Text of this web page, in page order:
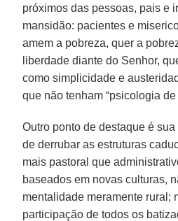
próximos das pessoas, pais e
mansidão: pacientes e
amem a pobreza, quer a
liberdade diante do Senhor,
como simplicidade e
que não tenham “psicologia de
Outro ponto de destaque é
de derrubar as estruturas
mais pastoral que
baseados em novas culturas,
mentalidade meramente rural;
participação de todos os